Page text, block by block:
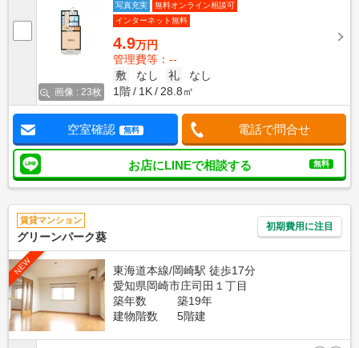
画像 : 23枚
写真充実
無料オンライン相談可
インターネット無料
4.9万円
管理費等：--
敷
なし 礼
なし
1階
1K 28.8㎡
空室確認 無料 電話で問合せ
お店にLINEで相談する 無料
賃貸マンション
グリーンパーク葵
初期費用に注目
NEW
東海道本線/岡崎駅 徒歩17分
愛知県岡崎市庄司田１丁目
築年数
築19年
建物階数
5階建